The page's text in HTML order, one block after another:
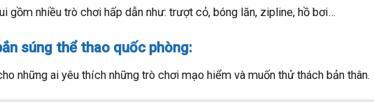
gồm nhiều trò chơi hấp dẫn như: trượt cỏ, bóng lăn, zipline, hồ bơi…
súng thể thao quốc phòng:
những ai yêu thích những trò chơi mạo hiểm và muốn thử thách bản thân.